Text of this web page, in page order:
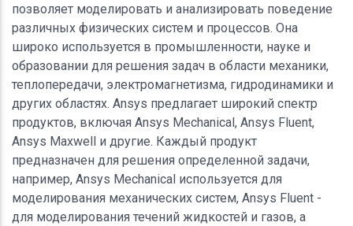
позволяет моделировать и анализировать поведение
различных физических систем и процессов. Она
широко используется в промышленности, науке и
образовании для решения задач в области механики,
теплопередачи, электромагнетизма, гидродинамики и
других областях. Ansys предлагает широкий спектр
продуктов, включая Ansys Mechanical, Ansys Fluent,
Ansys Maxwell и другие. Каждый продукт
предназначен для решения определенной задачи,
например, Ansys Mechanical используется для
моделирования механических систем, Ansys Fluent -
для моделирования течений жидкостей и газов, а